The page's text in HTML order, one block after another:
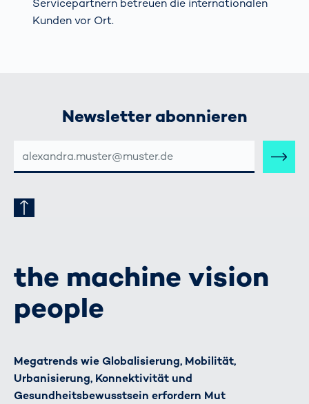
Servicepartnern betreuen die internationalen
Kunden vor Ort.
Newsletter abonnieren
MAIL-
ADRESSE
the machine vision
people
Megatrends wie Globalisierung, Mobilität,
Urbanisierung, Konnektivität und
Gesundheitsbewusstsein erfordern Mut